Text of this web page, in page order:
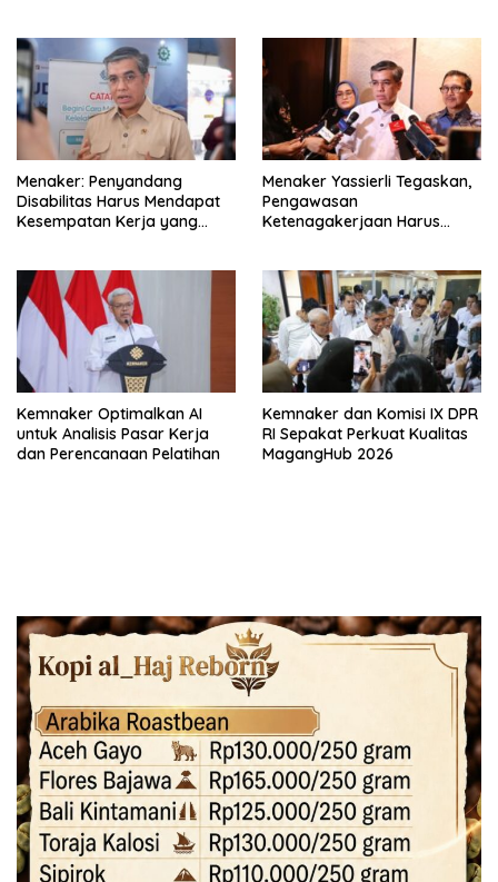
Menaker: Penyandang
Disabilitas Harus Mendapat
Kesempatan Kerja yang
Menaker Yassierli Tegaskan,
Pengawasan
Ketenagakerjaan Harus
Kemnaker Optimalkan AI
untuk Analisis Pasar Kerja
dan Perencanaan Pelatihan
Kemnaker dan Komisi IX DPR
RI Sepakat Perkuat Kualitas
MagangHub 2026